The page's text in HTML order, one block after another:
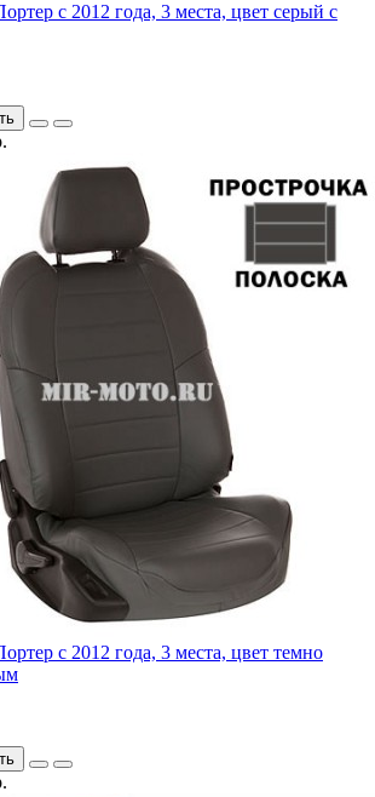
с 2012 года, 3 места, цвет серый с
с 2012 года, 3 места, цвет темно